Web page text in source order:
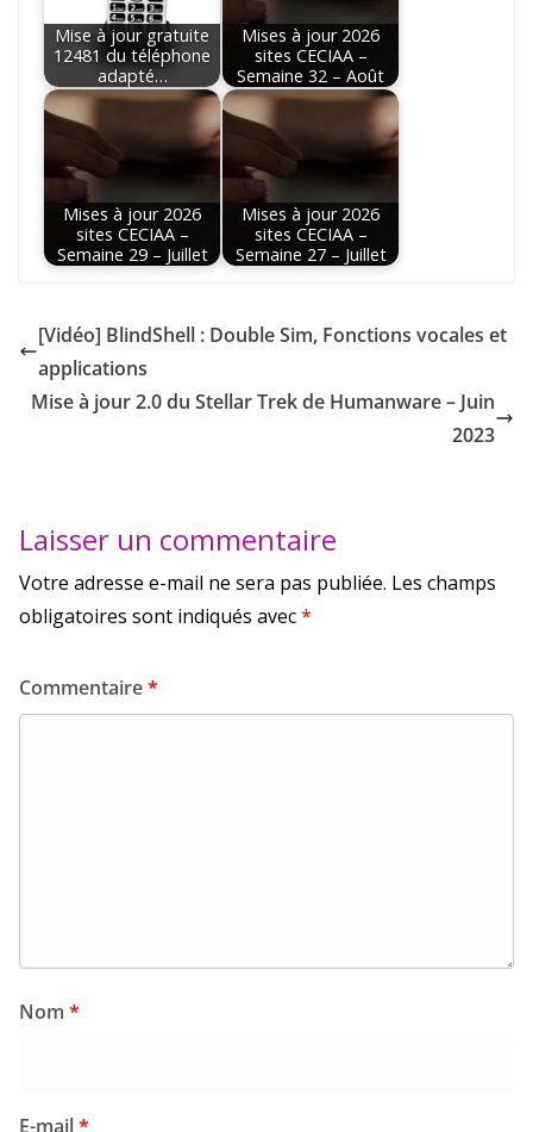
Mise à jour gratuite
12481 du téléphone
adapté…
Mises à jour 2026
sites CECIAA –
Semaine 32 – Août
Mises à jour 2026
sites CECIAA –
Semaine 29 – Juillet
Mises à jour 2026
sites CECIAA –
Semaine 27 – Juillet
[Vidéo] BlindShell : Double Sim, Fonctions vocales et
applications
Mise à jour 2.0 du Stellar Trek de Humanware – Juin
2023
Laisser un commentaire
Votre adresse e-mail ne sera pas publiée. Les champs
obligatoires sont indiqués avec*
Commentaire*
Nom *
E-mail*